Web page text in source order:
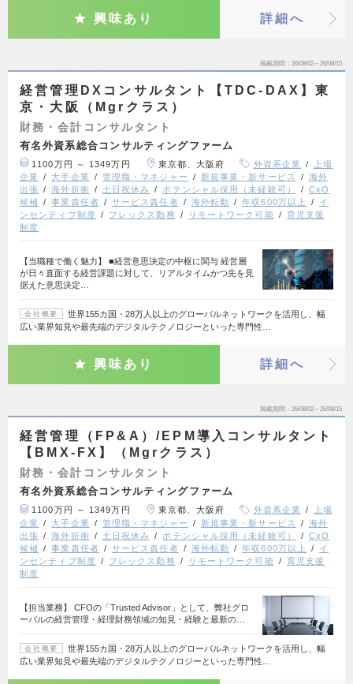
興味あり 詳細へ
掲載期間 26/08/02～26/08/15
経営管理DXコンサルタント【TDC-DAX】東
京・大阪（Mgrクラス）
財務・会計コンサルタント
有名外資系総合コンサルティングファーム
1100万円 ～ 1349万円 東京都、大阪府 外資系企業
上場
企業
大手企業 管理職・マネジャー 新規事業・新サービス
海外
出張
海外折衝 土日祝休み ポテンシャル採用（未経験可）
CxO
候補
事業責任者 サービス責任者 海外転勤 年収600万以上
イ
ンセンティブ制度
フレックス勤務 リモートワーク可能
育児支援
制度
【当職種で働く魅力】 ■経営意思決定の中枢に関与 経営層
が日々直面する経営課題に対して、リアルタイムかつ先を見
据えた意思決定…
会社概要
世界155カ国・28万人以上のグローバルネットワークを活用し、幅
広い業界知見や最先端のデジタルテクノロジーといった専門性…
興味あり 詳細へ
掲載期間 26/08/02～26/08/15
経営管理（FP&A）/EPM導入コンサルタント
【BMX-FX】（Mgrクラス）
財務・会計コンサルタント
有名外資系総合コンサルティングファーム
1100万円 ～ 1349万円 東京都、大阪府 外資系企業
上場
企業
大手企業 管理職・マネジャー 新規事業・新サービス
海外
出張
海外折衝 土日祝休み ポテンシャル採用（未経験可）
CxO
候補
事業責任者 サービス責任者 海外転勤 年収600万以上
イ
ンセンティブ制度
フレックス勤務 リモートワーク可能
育児支援
制度
【担当業務】 CFOの「Trusted Advisor」として、弊社グロ
ーバルの経営管理・経理財務領域の知見・経験と最新の…
会社概要
世界155カ国・28万人以上のグローバルネットワークを活用し、幅
広い業界知見や最先端のデジタルテクノロジーといった専門性…